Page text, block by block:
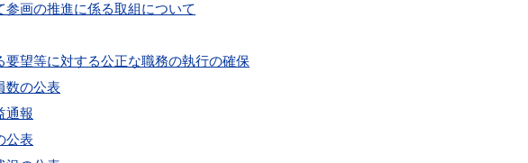
参画の推進に係る取組について
要望等に対する公正な職務の執行の確保
数の公表
通報
公表